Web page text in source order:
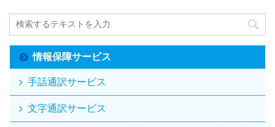
情報保障サービス
手話通訳サービス
文字通訳サービス